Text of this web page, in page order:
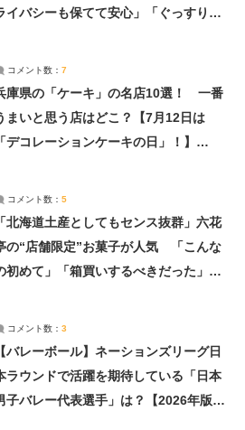
イバシーも保てて安心」「ぐっすり眠
コメント数： 7
庫県の「ケーキ」の名店10選！ 一番
まいと思う店はどこ？【7月12日は
「デコレーションケーキの日」！】
コメント数： 5
「北海道土産としてもセンス抜群」六花
の“店舗限定”お菓子が人気 「こんな
初めて」「箱買いするべきだった」
コメント数： 3
【バレーボール】ネーションズリーグ日
ラウンドで活躍を期待している「日本
子バレー代表選手」は？【2026年版・